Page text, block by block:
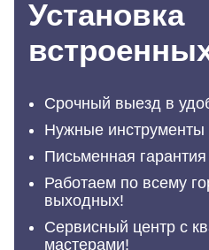
Установка
Срочный выезд в
Нужные инструменты
Письменная
Работаем по всему
выходных!
Сервисный центр с
мастерами!